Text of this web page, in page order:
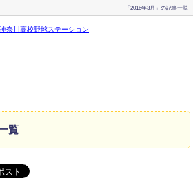
「2016年3月」の記事一覧
覧